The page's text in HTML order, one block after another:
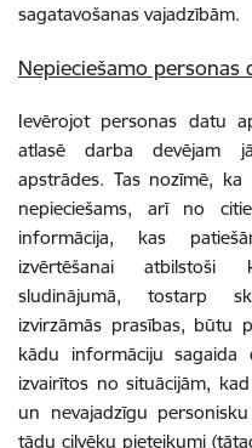
sagatavošanas vajadzībām.
Nepieciešamo personas
Ievērojot personas datu
atlasē darba devējam
apstrādes. Tas nozīmē,
nepieciešams, arī no
informācija, kas
izvērtēšanai atbilstoši
sludinājumā, tostarp
izvirzāmās prasības, būtu
kādu informāciju
izvairītos no situācijām,
un nevajadzīgu
tādu cilvēku pieteikumi